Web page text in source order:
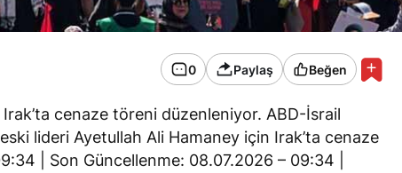
0 Paylaş Beğen
cenaze töreni düzenleniyor. ABD-İsrail
eski lideri Ayetullah Ali Hamaney için Irak’ta cenaze
| Son Güncellenme: 08.07.2026 – 09:34 |